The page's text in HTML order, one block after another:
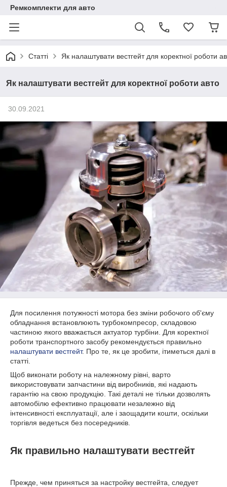
Ремкомплекти для авто
Статті Як налаштувати вестгейт для коректної роботи
Як налаштувати вестгейт для коректної роботи авто
30.09.2021
Для посилення потужності мотора без зміни робочого об'єму
обладнання встановлюють турбокомпресор, складовою
частиною якого вважається актуатор турбіни. Для коректної
роботи транспортного засобу рекомендується правильно
налаштувати вестгейт. Про те, як це зробити, ітиметься далі в
статті.
Щоб виконати роботу на належному рівні, варто
використовувати запчастини від виробників, які надають
гарантію на свою продукцію. Такі деталі не тільки дозволять
автомобілю ефективно працювати незалежно від
інтенсивності експлуатації, але і заощадити кошти, оскільки
торгівля ведеться без посередників.
Як правильно налаштувати вестгейт
Прежде, чем приняться за настройку вестгейта, следует